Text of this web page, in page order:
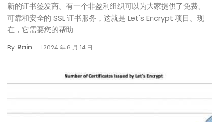
新的证书签发商。有一个非盈利组织可以为大家提供了免费、
可靠和安全的 SSL 证书服务，这就是 Let's Encrypt 项目。现
在，它需要您的帮助
By Rain 2024 年 6 月 14 日